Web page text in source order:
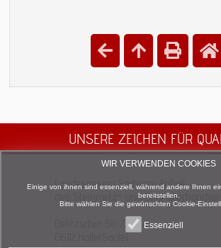
UNSERE ZEICHEN FÜR
Landesinnung Sachsen-Anhalt
des Steinmetz- und
Delitzscher Str. 72 b
06112 Halle(Saale)
WIR VERWENDEN COOKIES
Einige von ihnen sind essenziell, während andere Ihnen
bereitstellen.
Bitte wählen Sie die gewünschten Cookie-
Essenziell